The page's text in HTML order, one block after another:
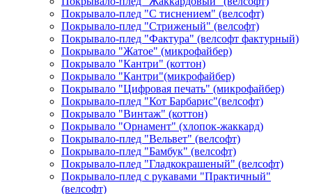
Покрывало-плед "С тиснением" (велсофт)
Покрывало-плед "Стриженый" (велсофт)
Покрывало-плед "Фактура" (велсофт фактурный)
Покрывало "Жатое" (микрофайбер)
Покрывало "Кантри" (коттон)
Покрывало "Кантри"(микрофайбер)
Покрывало "Цифровая печать" (микрофайбер)
Покрывало-плед "Кот Барбарис"(велсофт)
Покрывало "Винтаж" (коттон)
Покрывало "Орнамент" (хлопок-жаккард)
Покрывало-плед "Вельвет" (велсофт)
Покрывало-плед "Бамбук" (велсофт)
Покрывало-плед "Гладкокрашеный" (велсофт)
Покрывало-плед с рукавами "Практичный"
(велсофт)